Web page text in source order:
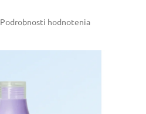
Podrobnosti hodnotenia